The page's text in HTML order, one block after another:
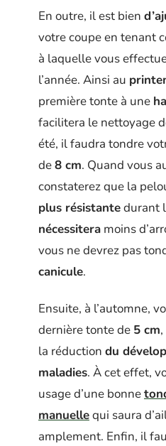
En outre, il est bien
votre coupe en tenant
à laquelle vous
l’année. Ainsi au
première tonte à une
facilitera le nettoyage
été, il faudra tondre
de8 cm. Quand vous
constaterez que la
plus résistantedurant
nécessitera moins
vous ne devrez pas
canicule.
Ensuite, à l’automne,
dernière tonte de 5 cm
la réduction du
maladies. À cet effet,
usage d’une bonne
manuellequi saura
amplement. Enfin, il